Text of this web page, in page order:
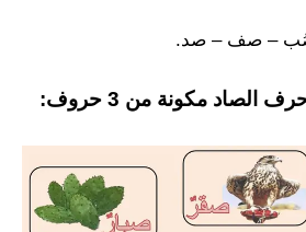
– صف – صد.
مكونة من 3 حروف: